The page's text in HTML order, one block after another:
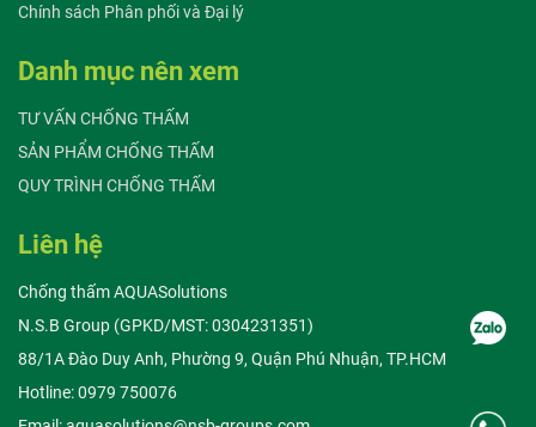
Chính sách Phân phối và Đại lý
Danh mục nên xem
TƯ VẤN CHỐNG THẤM
SẢN PHẨM CHỐNG THẤM
QUY TRÌNH CHỐNG THẤM
Liên hệ
Chống thấm AQUASolutions
N.S.B Group (GPKD/MST: 0304231351)
88/1A Đào Duy Anh, Phường 9, Quận Phú Nhuận, TP.HCM
Hotline: 0979 750076